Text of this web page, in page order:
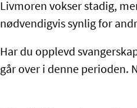
Livmoren vokser stadig,
nødvendigvis synlig for
Har du opplevd
går over i denne perioden.